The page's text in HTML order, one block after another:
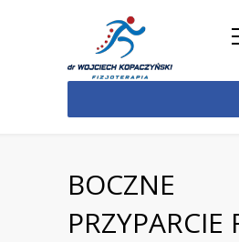
BOCZNE
PRZYPARCIE